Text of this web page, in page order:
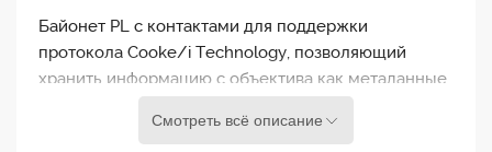
Байонет PL с контактами для поддержки
протокола Cooke/i Technology, позволяющий
хранить информацию с объектива как метаданные
Смотреть всё описание